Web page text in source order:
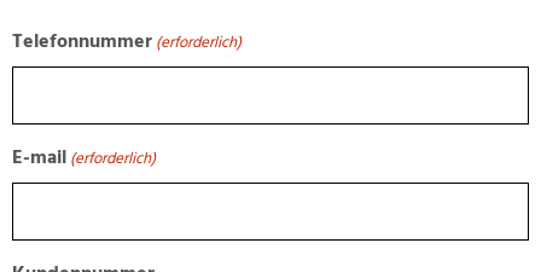
Telefonnummer(erforderlich)
E-mail(erforderlich)